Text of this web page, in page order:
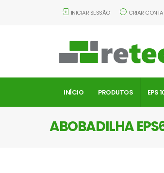
INICIAR SESSÃO CRIAR CONTA
INÍCIO PRODUTOS EPS
ABOBADILHA